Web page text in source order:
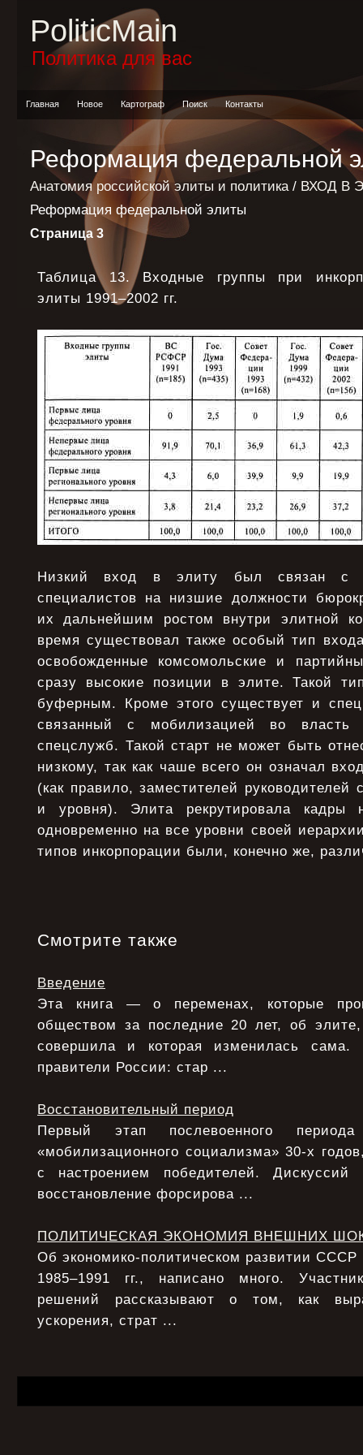
PoliticMain
Политика для вас
Главная Новое Картограф Поиск Контакты
Реформация федеральной
Анатомия российской элиты и политика/ ВХОД В
Реформация федеральной элиты
Страница 3
Таблица 13. Входные группы при
элиты 1991–2002 гг.
Низкий вход в элиту был связан с
специалистов на низшие должности
их дальнейшим ростом внутри элитной
время существовал также особый тип
освобожденные комсомольские и
сразу высокие позиции в элите. Такой
буферным. Кроме этого существует и
связанный с мобилизацией во
спецслужб. Такой старт не может быть
низкому, так как чаше всего он означал
(как правило, заместителей руководителей
и уровня). Элита рекрутировала кадры
одновременно на все уровни своей
типов инкорпорации были, конечно же,
Смотрите также
Введение
Эта книга — о переменах, которые
обществом за последние 20 лет, об
совершила и которая изменилась
правители России: стар ...
Восстановительный период
Первый этап послевоенного
«мобилизационного социализма» 30-х
с настроением победителей.
восстановление форсирова ...
ПОЛИТИЧЕСКАЯ ЭКОНОМИЯ ВНЕШНИХ
Об экономико-политическом развитии СССР
1985–1991 гг., написано много.
решений рассказывают о том, как
ускорения, страт ...